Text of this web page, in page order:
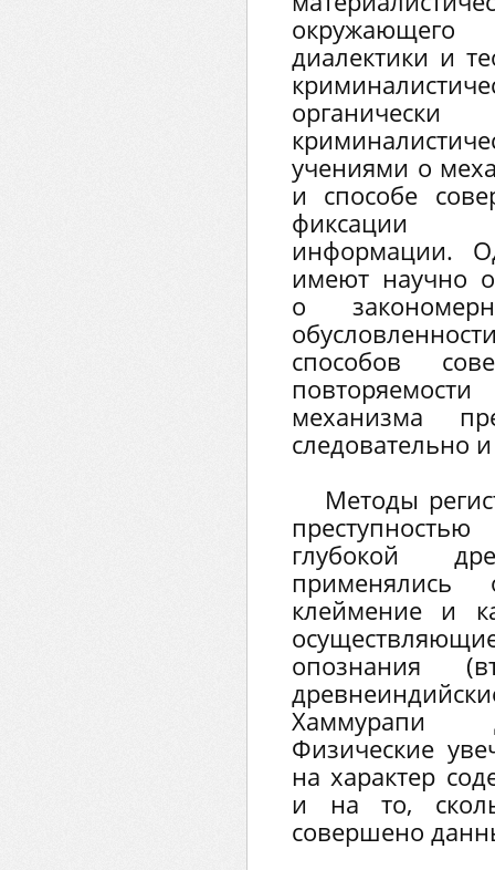
диалектики и
учениями о
и способе
фиксации
информации.
имеют научно
о
способов
механизма
следовательно
Методы
глубокой
клеймение и
опознания
Хаммурапи
Физические
на характер
и на то,
совершено